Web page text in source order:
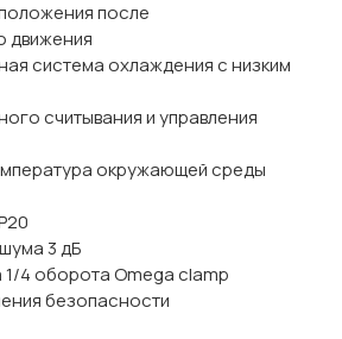
после
движения
система охлаждения с низким
считывания и управления
окружающей среды
3 дБ
1/4 оборота Omega clamp
безопасности